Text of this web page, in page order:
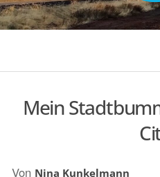
LÄNDER & REGIONEN
Mein
Von Nina Kunkelmann